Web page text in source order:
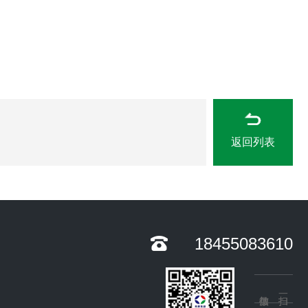
返回列表
18455083610